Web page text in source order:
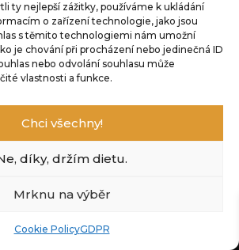
ty nejlepší zážitky, používáme k ukládání
o zařízení technologie, jako jsou
s těmito technologiemi nám umožní
je chování při procházení nebo jedinečná ID
nebo odvolání souhlasu může
vlastnosti a funkce.
Chci všechny!
díky, držím dietu.
Mrknu na výběr
Cookie PolicyGDPR
Kč